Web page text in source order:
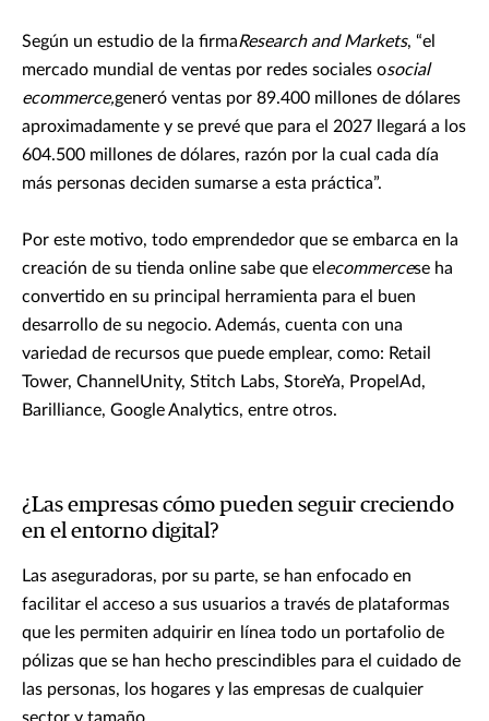
Según un estudio de la firmaResearch and Markets, “el
mercado mundial de ventas por redes sociales osocial
ecommerce,generó ventas por 89.400 millones de dólares
aproximadamente y se prevé que para el 2027 llegará a los
604.500 millones de dólares, razón por la cual cada día
más personas deciden sumarse a esta práctica”.
Por este motivo, todo emprendedor que se embarca en la
creación de su tienda online sabe que el ecommercese ha
convertido en su principal herramienta para el buen
desarrollo de su negocio. Además, cuenta con una
variedad de recursos que puede emplear, como: Retail
Tower, ChannelUnity, Stitch Labs, StoreYa, PropelAd,
Barilliance, Google Analytics, entre otros.
¿Las empresas cómo pueden seguir creciendo
en el entorno digital?
Las aseguradoras, por su parte, se han enfocado en
facilitar el acceso a sus usuarios a través de plataformas
que les permiten adquirir en línea todo un portafolio de
pólizas que se han hecho prescindibles para el cuidado de
las personas, los hogares y las empresas de cualquier